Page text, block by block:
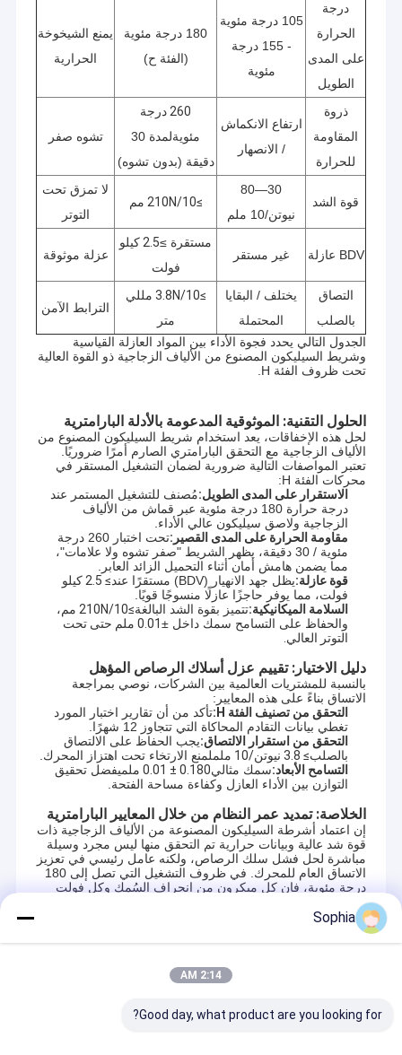
درجة
الحرارة
على المدى
الطويل
105 درجة مئوية
- 155 درجة
مئوية
180 درجة مئوية
(الفئة ح)
يمنع الشيخوخة
الحرارية
ذروة
المقاومة
للحرارة
ارتفاع الانكماش
/ الانصهار
260 درجة
مئوية
لمدة 30
دقيقة (بدون تشوه)
تشوه صفر
قوة الشد
30—80
نيوتن/10 ملم
≥210N/10 مم
لا تمزق تحت
التوتر
BDV عازلة غير مستقر
مستقرة ≥
2.5 كيلو
فولت
عزلة موثوقة
التصاق
بالصلب
يختلف / البقايا
المحتملة
≥3.8N/10 مللي
متر
الترابط الآمن
الجدول التالي يحدد فجوة الأداء بين المواد العازلة القياسية
وشريط السيليكون المصنوع من الألياف الزجاجية ذو القوة العالية
تحت ظروف الفئة H.
الحلول التقنية: الموثوقية المدعومة بالأدلة البارامترية
لحل هذه الإخفاقات، يعد استخدام شريط السيليكون المصنوع من
الألياف الزجاجية مع التحقق البارامتري الصارم أمرًا ضروريًا.
تعتبر المواصفات التالية ضرورية لضمان التشغيل المستقر في
محركات الفئة H:
الاستقرار على المدى الطويل:مُصنف للتشغيل المستمر عند
درجة حرارة 180 درجة مئوية عبر قماش من الألياف
الزجاجية ولاصق سيليكون عالي الأداء.
مقاومة الحرارة على المدى القصير:
تحت اختبار 260 درجة
مئوية / 30 دقيقة، يظهر الشريط "صفر تشوه ولا علامات"،
مما يضمن هامش أمان أثناء التحميل الزائد العابر.
قوة عازلة:يظل جهد الانهيار (BDV) مستقرًا عند
≥ 2.5 كيلو
فولت، مما يوفر حاجزًا عازلًا منسوجًا قويًا.
السلامة الميكانيكية:تتميز بقوة الشد البالغة≥210N/10 مم
،
والحفاظ على التسامح سمك داخل ±
0.01 ملم حتى تحت
التوتر العالي.
دليل الاختيار: تقييم عزل أسلاك الرصاص المؤهل
بالنسبة للمشتريات العالمية بين الشركات، نوصي بمراجعة
الاتساق بناءً على هذه المعايير:
التحقق من تصنيف الفئة H:
تأكد من أن تقارير اختبار المورد
تغطي بيانات التقادم المحاكاة التي تتجاوز 12 شهرًا.
التحقق من استقرار الالتصاق:يجب الحفاظ على الالتصاق
بالصلب≥ 3.8 نيوتن/10 ملم
لمنع الارتخاء تحت اهتزاز المحرك.
التسامح الأبعاد:سمك مثالي0.180 ± 0.01 ملم
يفضل تحقيق
التوازن بين الأداء العازل وكفاءة مساحة الفتحة.
الخلاصة: تمديد عمر النظام من خلال المعايير البارامترية
إن اعتماد أشرطة السيليكون المصنوعة من الألياف الزجاجية ذات
قوة شد عالية وبيانات حرارية تم التحقق منها ليس مجرد وسيلة
مباشرة لحل فشل سلك الرصاص، ولكنه عامل رئيسي في تعزيز
الاتساق العام للمحرك. في ظروف التشغيل التي تصل إلى 180
درجة مئوية، فإن كل ميكرون من انحراف السُمك وكل فولت
من فقدان العزل الكهربائي يؤثر على سلامة الإنتاج.
UN.Tex (Dalian) Co., Ltd. لتكون واحدة من
Sophia
2:14 AM
Good day, what product are you looking for?